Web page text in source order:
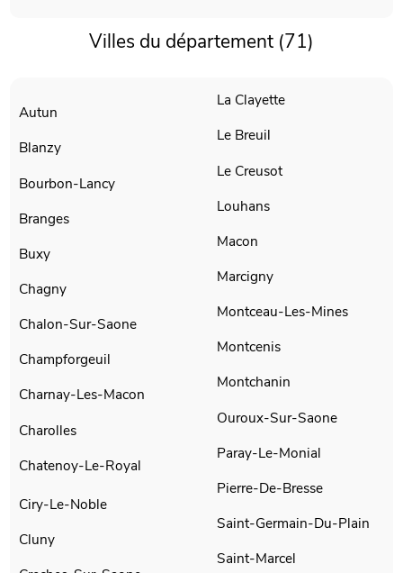
Villes du département (71)
Autun
Blanzy
Bourbon-Lancy
Branges
Buxy
Chagny
Chalon-Sur-Saone
Champforgeuil
Charnay-Les-Macon
Charolles
Chatenoy-Le-Royal
Ciry-Le-Noble
Cluny
La Clayette
Le Breuil
Le Creusot
Louhans
Macon
Marcigny
Montceau-Les-Mines
Montcenis
Montchanin
Ouroux-Sur-Saone
Paray-Le-Monial
Pierre-De-Bresse
Saint-Germain-Du-Plain
Saint-Marcel